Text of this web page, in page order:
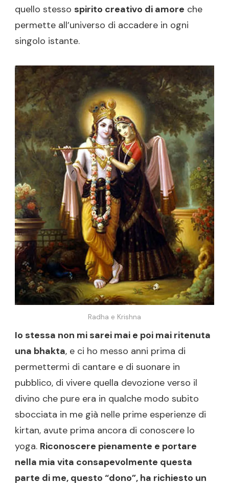
quello stesso spirito creativo di amore che
permette all’universo di accadere in ogni
singolo istante.
Radha e Krishna
Io stessa non mi sarei mai e poi mai ritenuta
una bhakta, e ci ho messo anni prima di
permettermi di cantare e di suonare in
pubblico, di vivere quella devozione verso il
divino che pure era in qualche modo subito
sbocciata in me già nelle prime esperienze di
kirtan, avute prima ancora di conoscere lo
yoga. Riconoscere pienamente e portare
nella mia vita consapevolmente questa
parte di me, questo “dono”, ha richiesto un